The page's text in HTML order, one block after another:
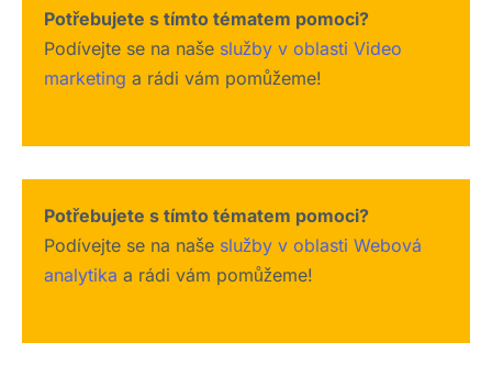
Potřebujete s tímto tématem pomoci?
Podívejte se na naše služby v oblasti Video
marketing a rádi vám pomůžeme!
Potřebujete s tímto tématem pomoci?
Podívejte se na naše služby v oblasti Webová
analytika a rádi vám pomůžeme!